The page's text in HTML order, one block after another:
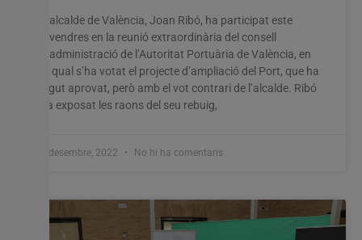
L’alcalde de València, Joan Ribó, ha participat este
divendres en la reunió extraordinària del consell
d’administració de l’Autoritat Portuària de València, en
la qual s’ha votat el projecte d’ampliació del Port, que ha
sigut aprovat, però amb el vot contrari de l’alcalde. Ribó
ha exposat les raons del seu rebuig,
2 desembre, 2022 No hi ha comentaris